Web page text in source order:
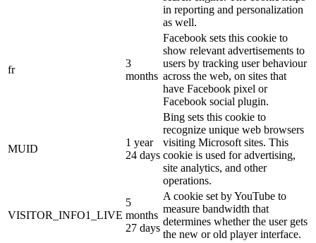
in reporting and personalization
as well.
fr
3
months
Facebook sets this cookie to
show relevant advertisements to
users by tracking user behaviour
across the web, on sites that
have Facebook pixel or
Facebook social plugin.
MUID
1 year
24 days
Bing sets this cookie to
recognize unique web browsers
visiting Microsoft sites. This
cookie is used for advertising,
site analytics, and other
operations.
VISITOR_INFO1_LIVE
5
months
27 days
A cookie set by YouTube to
measure bandwidth that
determines whether the user gets
the new or old player interface.